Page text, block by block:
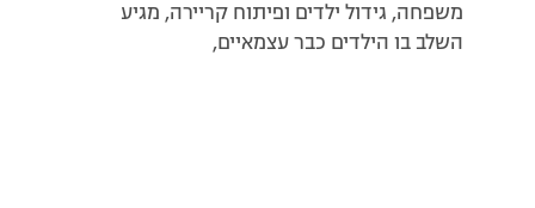
משפחה, גידול ילדים ופיתוח קריירה, מגיע
השלב בו הילדים כבר עצמאיים,